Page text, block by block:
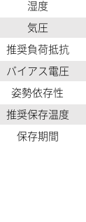
湿度
気圧
推奨負荷抵抗
バイアス電圧
姿勢依存性
推奨保存温度
保存期間